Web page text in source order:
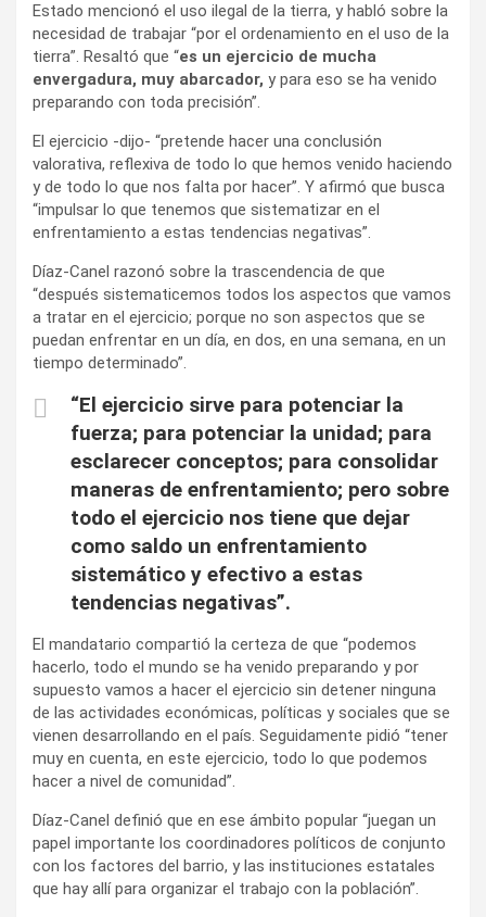
Estado mencionó el uso ilegal de la tierra, y habló sobre la
necesidad de trabajar “por el ordenamiento en el uso de la
tierra”. Resaltó que “es un ejercicio de mucha
envergadura, muy abarcador, y para eso se ha venido
preparando con toda precisión”.
El ejercicio -dijo- “pretende hacer una conclusión
valorativa, reflexiva de todo lo que hemos venido haciendo
y de todo lo que nos falta por hacer”. Y afirmó que busca
“impulsar lo que tenemos que sistematizar en el
enfrentamiento a estas tendencias negativas”.
Díaz-Canel razonó sobre la trascendencia de que
“después sistematicemos todos los aspectos que vamos
a tratar en el ejercicio; porque no son aspectos que se
puedan enfrentar en un día, en dos, en una semana, en un
tiempo determinado”.
“El ejercicio sirve para potenciar la
fuerza; para potenciar la unidad; para
esclarecer conceptos; para consolidar
maneras de enfrentamiento; pero sobre
todo el ejercicio nos tiene que dejar
como saldo un enfrentamiento
sistemático y efectivo a estas
tendencias negativas”.
El mandatario compartió la certeza de que “podemos
hacerlo, todo el mundo se ha venido preparando y por
supuesto vamos a hacer el ejercicio sin detener ninguna
de las actividades económicas, políticas y sociales que se
vienen desarrollando en el país. Seguidamente pidió “tener
muy en cuenta, en este ejercicio, todo lo que podemos
hacer a nivel de comunidad”.
Díaz-Canel definió que en ese ámbito popular “juegan un
papel importante los coordinadores políticos de conjunto
con los factores del barrio, y las instituciones estatales
que hay allí para organizar el trabajo con la población”.